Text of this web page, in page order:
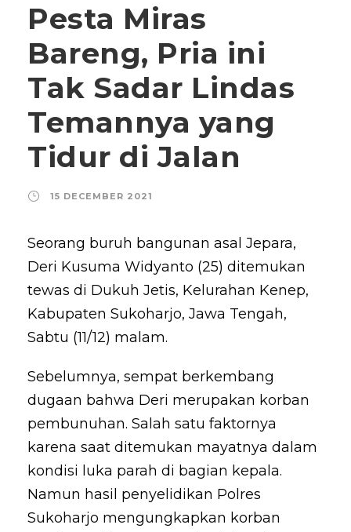
Pesta Miras
Bareng, Pria ini
Tak Sadar Lindas
Temannya yang
Tidur di Jalan
15 DECEMBER 2021
Seorang buruh bangunan asal Jepara,
Deri Kusuma Widyanto (25) ditemukan
tewas di Dukuh Jetis, Kelurahan Kenep,
Kabupaten Sukoharjo, Jawa Tengah,
Sabtu (11/12) malam.
Sebelumnya, sempat berkembang
dugaan bahwa Deri merupakan korban
pembunuhan. Salah satu faktornya
karena saat ditemukan mayatnya dalam
kondisi luka parah di bagian kepala.
Namun hasil penyelidikan Polres
Sukoharjo mengungkapkan korban